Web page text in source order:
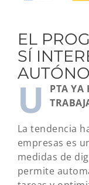
EL
SÍ
U
PTA YA
La tendencia
empresas es
medidas de
permite